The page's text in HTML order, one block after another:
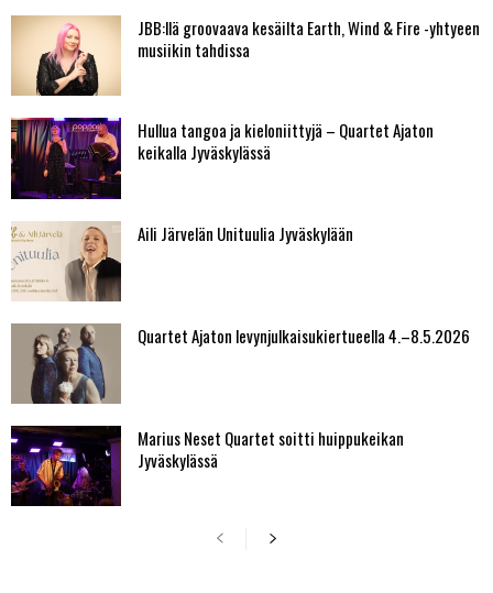
JBB:llä groovaava kesäilta Earth, Wind & Fire -yhtyeen
musiikin tahdissa
Hullua tangoa ja kieloniittyjä – Quartet Ajaton
keikalla Jyväskylässä
Aili Järvelän Unituulia Jyväskylään
Quartet Ajaton levynjulkaisukiertueella 4.–8.5.2026
Marius Neset Quartet soitti huippukeikan
Jyväskylässä